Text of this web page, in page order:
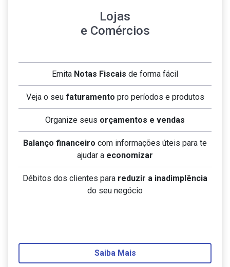
Lojas
e Comércios
Emita Notas Fiscais de forma fácil
Veja o seu faturamento pro períodos e produtos
Organize seus orçamentos e vendas
Balanço financeiro com informações úteis para te
ajudar a economizar
Débitos dos clientes para reduzir a inadimplência
do seu negócio
Saiba Mais